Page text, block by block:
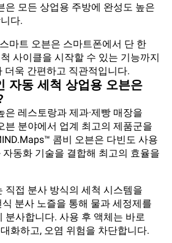
은 모든 상업용 주방에 완성도 높은
다.
마트 오븐은 스마트폰에서 단 한
사이클을 시작할 수 있는 기능까지
더욱 간편하고 직관적입니다.
자동 세척 상업용 오븐은
은 레스토랑과 제과·제빵 매장을
븐 분야에서 업계 최고의 제품군을
콤비 오븐은 다빈도 사용
동화 기술을 결합해 최고의 효율을
직접 분사 방식의 세척 시스템을
분사 노즐을 통해 물과 세정제를
분사합니다. 사용 후 액체는 바로
화하고, 오염 위험을 차단합니다.